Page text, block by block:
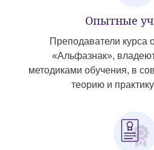
Опытные
Преподаватели курса
«Альфазнак»,
методиками обучения, в
теорию и